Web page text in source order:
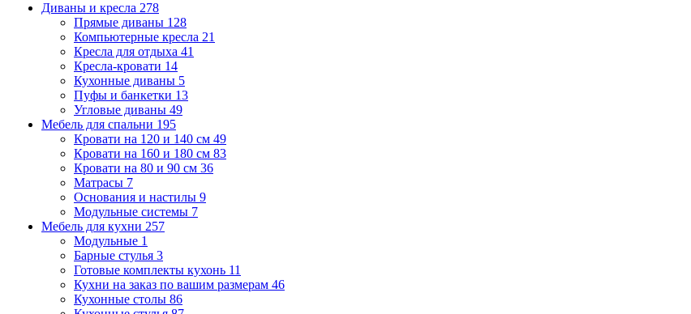
Диваны и кресла 278
Прямые диваны 128
Компьютерные кресла 21
Кресла для отдыха 41
Кресла-кровати 14
Кухонные диваны 5
Пуфы и банкетки 13
Угловые диваны 49
Мебель для спальни 195
Кровати на 120 и 140 см 49
Кровати на 160 и 180 см 83
Кровати на 80 и 90 см 36
Матрасы 7
Основания и настилы 9
Модульные системы 7
Мебель для кухни 257
Модульные 1
Барные стулья 3
Готовые комплекты кухонь 11
Кухни на заказ по вашим размерам 46
Кухонные столы 86